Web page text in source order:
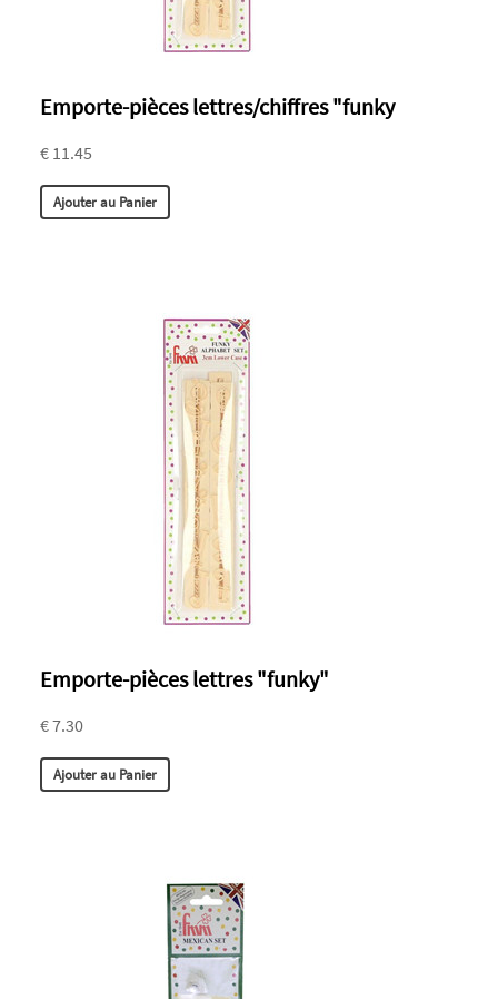
Emporte-pièces lettres/chiffres "funky
€ 11.45
Ajouter au Panier
Emporte-pièces lettres "funky"
€ 7.30
Ajouter au Panier